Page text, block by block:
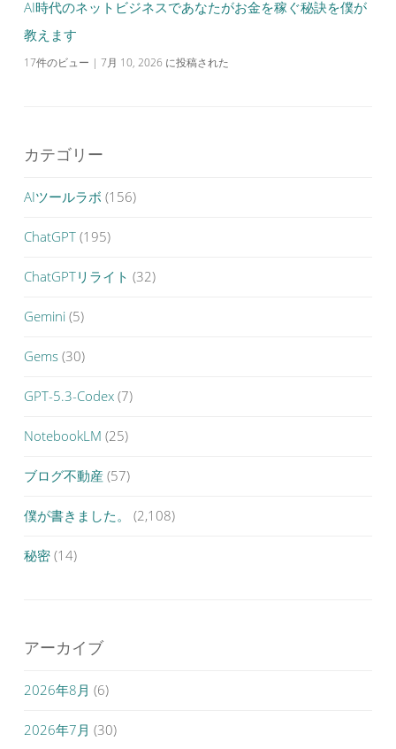
AI時代のネットビジネスであなたがお金を稼ぐ秘訣を僕が
教えます
17件のビュー | 7月 10, 2026 に投稿された
カテゴリー
AIツールラボ (156)
ChatGPT (195)
ChatGPTリライト (32)
Gemini (5)
Gems (30)
GPT-5.3-Codex (7)
NotebookLM (25)
ブログ不動産 (57)
僕が書きました。 (2,108)
秘密 (14)
アーカイブ
2026年8月 (6)
2026年7月 (30)